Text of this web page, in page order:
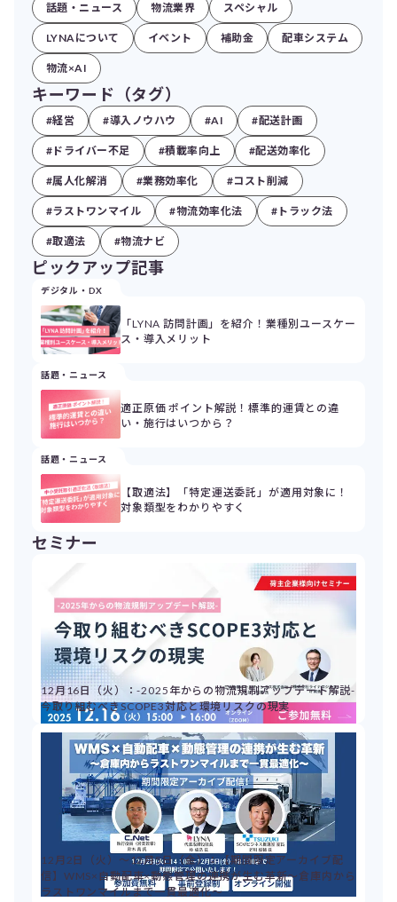
話題・ニュース 物流業界 スペシャル
LYNAについて イベント 補助金 配車システム
物流×AI
キーワード（タグ）
#経営 #導入ノウハウ #AI #配送計画
#ドライバー不足 #積載率向上 #配送効率化
#属人化解消 #業務効率化 #コスト削減
#ラストワンマイル #物流効率化法 #トラック法
#取適法 #物流ナビ
ピックアップ記事
デジタル・DX
「LYNA 訪問計画」を紹介！業種別ユースケー
ス・導入メリット
話題・ニュース
適正原価 ポイント解説！標準的運賃との違
い・施行はいつから？
話題・ニュース
【取適法】「特定運送委託」が適用対象に！
対象類型をわかりやすく
セミナー
12月16日（火）：-2025年からの物流規制アップデート解説-
今取り組むべきSCOPE3対応と環境リスクの現実
12月2日（火）～12月5日（金）：【期間限定アーカイブ配
信】WMS×自動配車×動態管理の連携が生む革新～倉庫内から
ラストワンマイルまで一貫最適化～